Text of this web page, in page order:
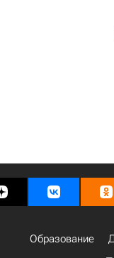
Образование